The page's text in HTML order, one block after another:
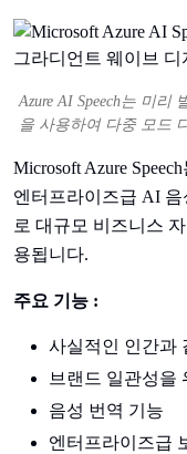
Azure AI Speech는 미
을 사용하여 다중 모드
Microsoft Azure
엔터프라이즈급 AI
로 대규모 비즈니스
용됩니다.
주요 기능 :
사실적인 인간과
브랜드 일관성을
음성 번역 기능
엔터프라이즈급